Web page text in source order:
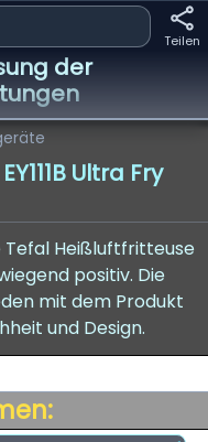
Teilen
der
Ultra Fry
Tefal Heißluftfritteuse
positiv. Die
mit dem Produkt
und Design.